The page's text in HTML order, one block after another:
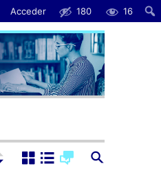
Acceder 180 16
Descendente